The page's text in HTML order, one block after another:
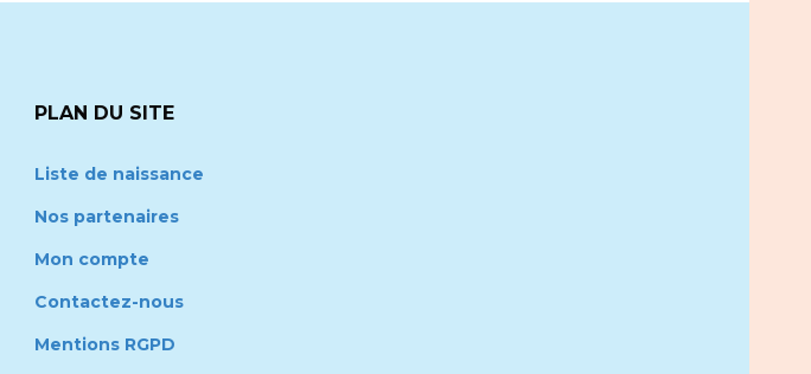
PLAN DU SITE
Liste de naissance
Nos partenaires
Mon compte
Contactez-nous
Mentions RGPD